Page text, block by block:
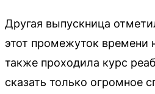
Другая выпускница
этот промежуток времени
также проходила курс
сказать только огромное